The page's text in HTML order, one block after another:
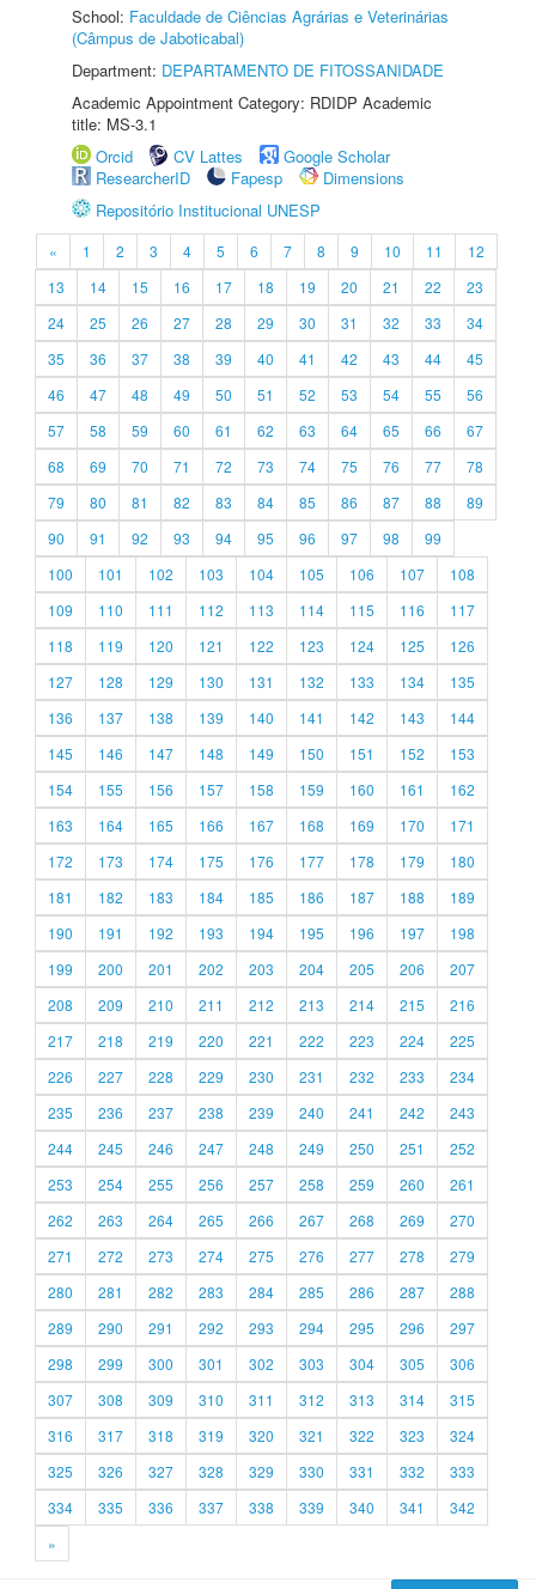
School: Faculdade de Ciências Agrárias e Veterinárias
(Câmpus de Jaboticabal)
Department: DEPARTAMENTO DE FITOSSANIDADE
Academic Appointment Category: RDIDP Academic
title: MS-3.1
Orcid
CV Lattes
Google Scholar
ResearcherID
Fapesp
Dimensions
Repositório Institucional UNESP
« 1 2 3 4 5 6 7 8 9 10 11
12
13
14 15 16 17 18 19 20 21 22
23
24
25 26 27 28 29 30 31 32 33
34
35
36 37 38 39 40 41 42 43 44
45
46
47 48 49 50 51 52 53 54 55
56
57
58 59 60 61 62 63 64 65 66
67
68
69 70 71 72 73 74 75 76 77
78
79
80 81 82 83 84 85 86 87 88
89
90
91 92 93 94 95 96 97 98
99
100
101 102 103 104 105 106 107
108
109
110 111 112 113 114 115 116
117
118
119 120 121 122 123 124 125
126
127
128 129 130 131 132 133 134
135
136
137 138 139 140 141 142 143
144
145
146 147 148 149 150 151 152
153
154
155 156 157 158 159 160 161
162
163
164 165 166 167 168 169 170
171
172
173 174 175 176 177 178 179
180
181
182 183 184 185 186 187 188
189
190
191 192 193 194 195 196 197
198
199
200 201 202 203 204 205 206
207
208
209 210 211 212 213 214 215
216
217
218 219 220 221 222 223 224
225
226
227 228 229 230 231 232 233
234
235
236 237 238 239 240 241 242
243
244
245 246 247 248 249 250 251
252
253
254 255 256 257 258 259 260
261
262
263 264 265 266 267 268 269
270
271
272 273 274 275 276 277 278
279
280
281 282 283 284 285 286 287
288
289
290 291 292 293 294 295 296
297
298
299 300 301 302 303 304 305
306
307
308 309 310 311 312 313 314
315
316
317 318 319 320 321 322 323
324
325
326 327 328 329 330 331 332
333
334
335 336 337 338 339 340 341
342
»